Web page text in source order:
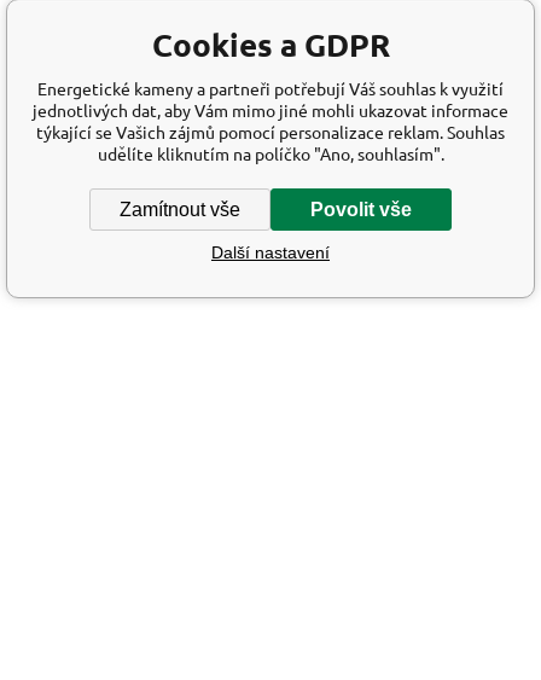
Cookies a GDPR
Energetické kameny a partneři potřebují Váš souhlas k využití
jednotlivých dat, aby Vám mimo jiné mohli ukazovat informace
týkající se Vašich zájmů pomocí personalizace reklam. Souhlas
udělíte kliknutím na políčko "Ano, souhlasím".
Zamítnout vše Povolit vše
Další nastavení